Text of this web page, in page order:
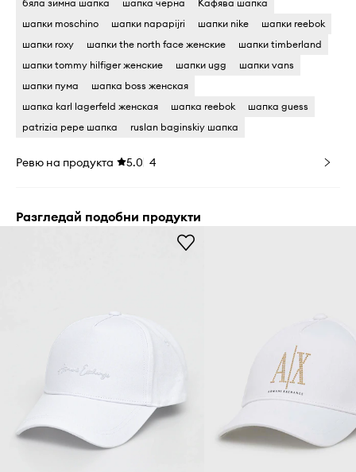
бяла зимна шапка шапка черна
Кафява шапка
шапки moschino
шапки napapijri шапки nike
шапки reebok
шапки roxy
шапки the north face женские
шапки timberland
шапки tommy hilfiger женские
шапки ugg
шапки vans
шапки пума
шапка boss женская
шапка karl lagerfeld женская
шапка reebok
шапка guess
patrizia pepe шапка
ruslan baginskiy шапка
Ревю на продукта 5.0 4
Разгледай подобни продукти